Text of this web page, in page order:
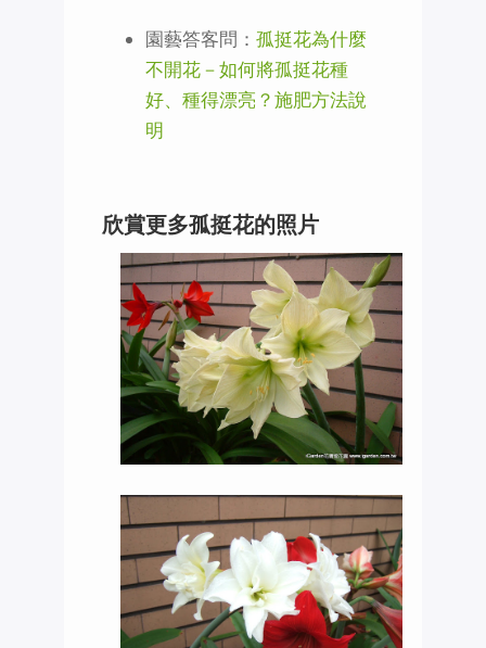
園藝答客問： 孤挺花為什麼
不開花－如何將孤挺花種
好、種得漂亮？施肥方法說
明
欣賞更多孤挺花的照片